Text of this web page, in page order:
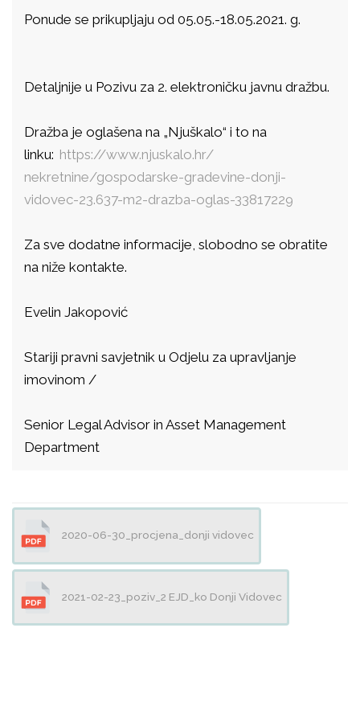
Ponude se prikupljaju od 05.05.-18.05.2021. g.
Detaljnije u Pozivu za 2. elektroničku javnu dražbu.
Dražba je oglašena na „Njuškalo“ i to na
linku: https://www.njuskalo.hr/
nekretnine/gospodarske-gradevine-donji-
vidovec-23.637-m2-drazba-oglas-33817229
Za sve dodatne informacije, slobodno se obratite
na niže kontakte.
Evelin Jakopović
Stariji pravni savjetnik u Odjelu za upravljanje
imovinom /
Senior Legal Advisor in Asset Management
Department
2020-06-30_procjena_donji vidovec
2021-02-23_poziv_2 EJD_ko Donji Vidovec